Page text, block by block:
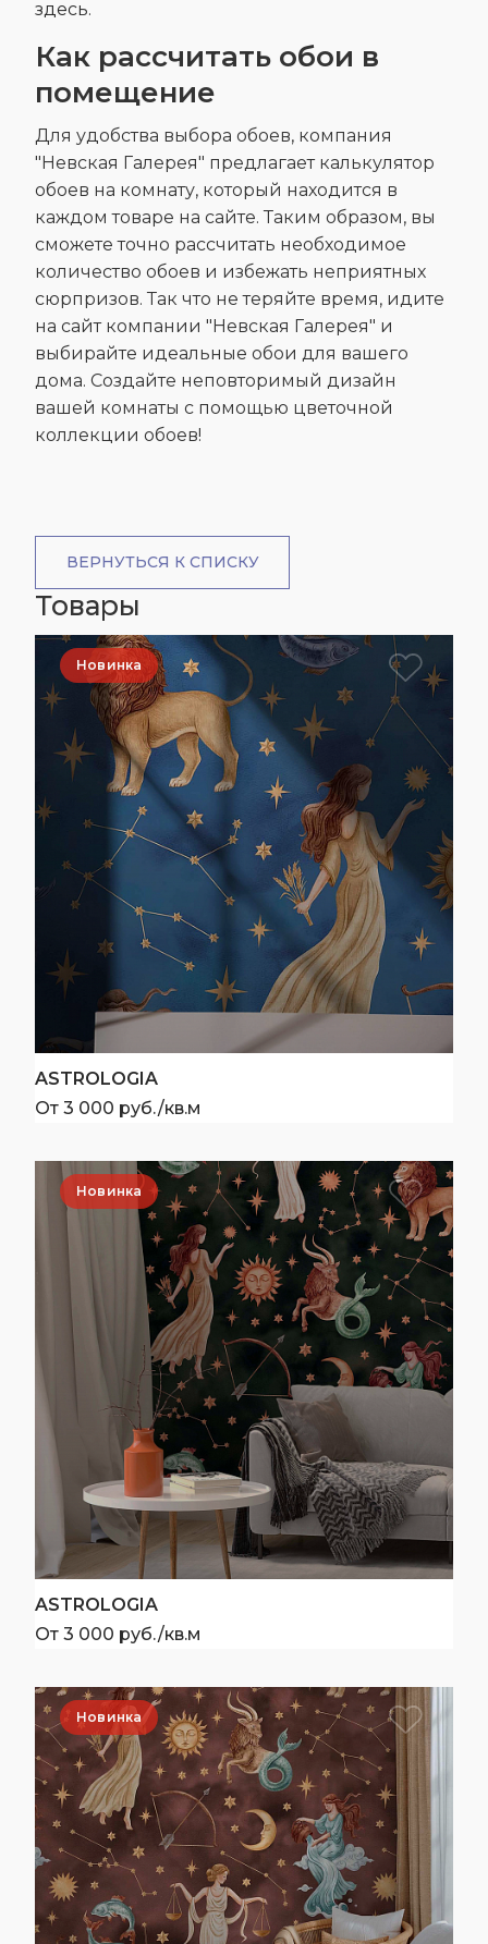
здесь.
Как рассчитать обои в
помещение
Для удобства выбора обоев, компания
"Невская Галерея" предлагает калькулятор
обоев на комнату, который находится в
каждом товаре на сайте. Таким образом, вы
сможете точно рассчитать необходимое
количество обоев и избежать неприятных
сюрпризов. Так что не теряйте время, идите
на сайт компании "Невская Галерея" и
выбирайте идеальные обои для вашего
дома. Создайте неповторимый дизайн
вашей комнаты с помощью цветочной
коллекции обоев!
ВЕРНУТЬСЯ К СПИСКУ
Товары
Новинка
ASTROLOGIA
От 3 000 руб./кв.м
Новинка
ASTROLOGIA
От 3 000 руб./кв.м
Новинка